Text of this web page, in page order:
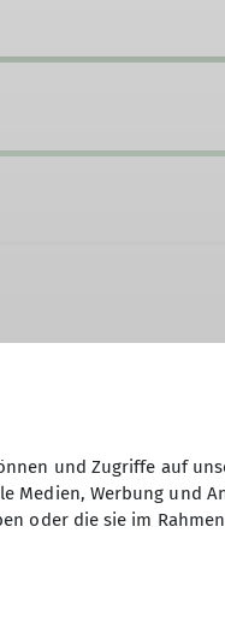
und Zugriffe auf
Medien, Werbung und
oder die sie im